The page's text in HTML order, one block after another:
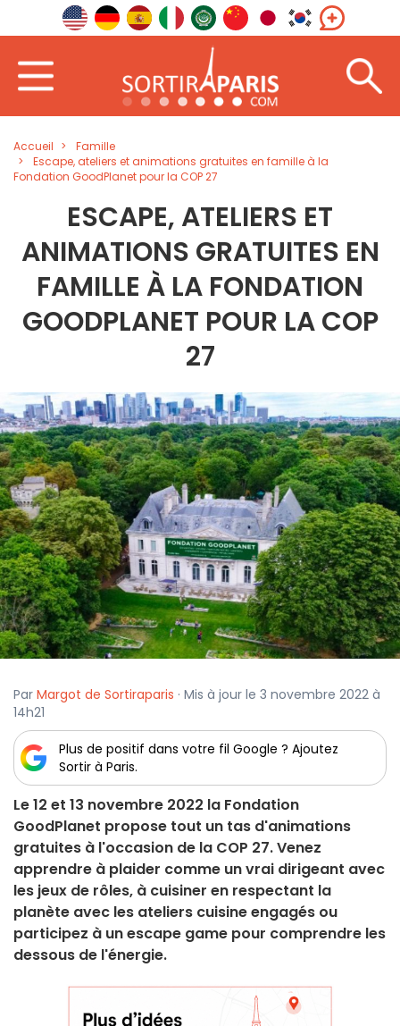
Accueil
Famille
Escape, ateliers et animations gratuites en famille à la
Fondation GoodPlanet pour la COP 27
ESCAPE, ATELIERS ET
ANIMATIONS GRATUITES EN
FAMILLE À LA FONDATION
GOODPLANET POUR LA COP
27
Par Margot de Sortiraparis · Mis à jour le 3 novembre 2022 à
14h21
Plus de positif dans votre fil Google ? Ajoutez
Sortir à Paris.
Le 12 et 13 novembre 2022 la Fondation
GoodPlanet propose tout un tas d'animations
gratuites à l'occasion de la COP 27. Venez
apprendre à plaider comme un vrai dirigeant avec
les jeux de rôles, à cuisiner en respectant la
planète avec les ateliers cuisine engagés ou
participez à un escape game pour comprendre les
dessous de l'énergie.